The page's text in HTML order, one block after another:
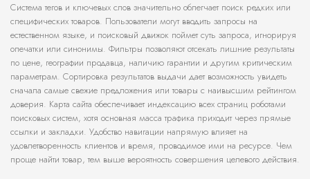
Система тегов и ключевых слов значительно облегчает поиск редких или
специфических товаров. Пользователи могут вводить запросы на
естественном языке, и поисковый движок поймет суть запроса, игнорируя
опечатки или синонимы. Фильтры позволяют отсекать лишние результаты
по цене, географии продавца, наличию гарантии и другим критическим
параметрам. Сортировка результатов выдачи дает возможность увидеть
сначала самые свежие предложения или товары с наивысшим рейтингом
доверия. Карта сайта обеспечивает индексацию всех страниц роботами
поисковых систем, хотя основная масса трафика приходит через прямые
ссылки и закладки. Удобство навигации напрямую влияет на
удовлетворенность клиентов и время, проводимое ими на ресурсе. Чем
проще найти товар, тем выше вероятность совершения целевого действия.